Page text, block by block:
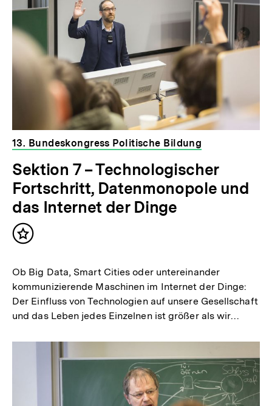
13. Bundeskongress Politische Bildung
Sektion 7 – Technologischer
Fortschritt, Datenmonopole und
das Internet der Dinge
Inhalt
Ob Big Data, Smart Cities oder untereinander
kommunizierende Maschinen im Internet der Dinge:
Der Einfluss von Technologien auf unsere Gesellschaft
und das Leben jedes Einzelnen ist größer als wir…